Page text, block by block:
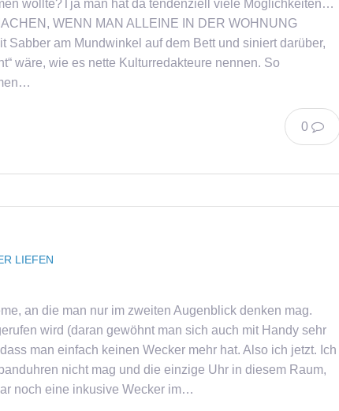
wollte?Tja man hat da tendenziell viele Möglichkeiten…
WENN MAN ALLEINE IN DER WOHNUNG
Sabber am Mundwinkel auf dem Bett und siniert darüber,
wäre, wie es nette Kulturredakteure nennen. So
0
LIEFEN
an die man nur im zweiten Augenblick denken mag.
wird (daran gewöhnt man sich auch mit Handy sehr
man einfach keinen Wecker mehr hat. Also ich jetzt. Ich
nicht mag und die einzige Uhr in diesem Raum,
noch eine inkusive Wecker im…